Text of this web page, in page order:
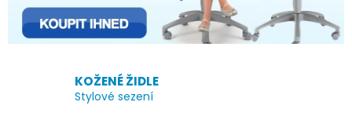
m
o
KOŽENÉ ŽIDLE
Stylové sezení